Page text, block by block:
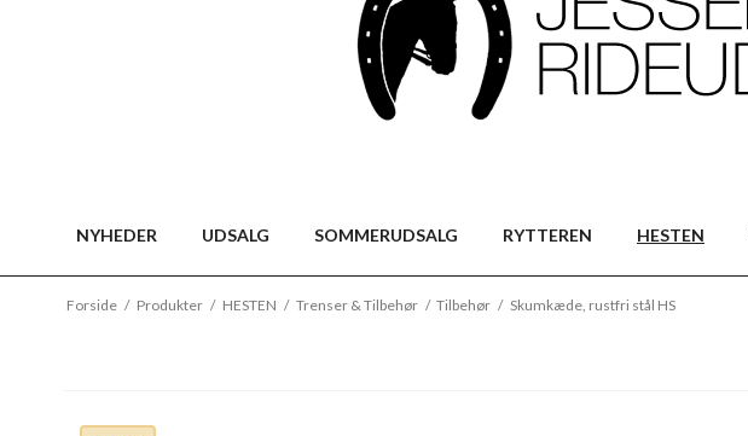
NYHEDER UDSALG SOMMERUDSALG RYTTEREN HESTEN
Forside / Produkter / HESTEN / Trenser & Tilbehør / Tilbehør / Skumkæde, rustfri stål HS